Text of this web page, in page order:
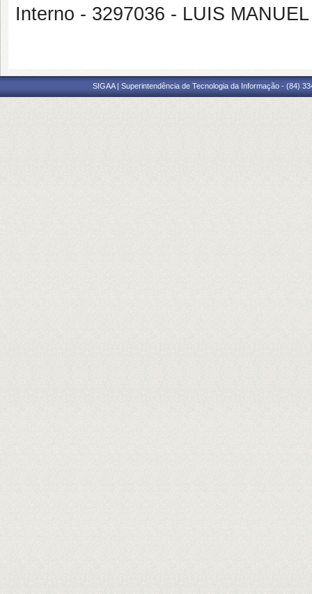
Interno - 3297036 - LUIS
SIGAA | Superintendência de Tecnologia da Informação - (84)